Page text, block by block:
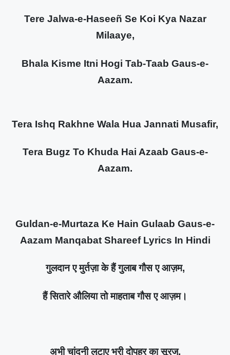
Tere Jalwa-e-Haseeñ Se Koi Kya Nazar
Milaaye,
Bhala Kisme Itni Hogi Tab-Taab Gaus-e-
Aazam.
Tera Ishq Rakhne Wala Hua Jannati Musafir,
Tera Bugz To Khuda Hai Azaab Gaus-e-
Aazam.
Guldan-e-Murtaza Ke Hain Gulaab Gaus-e-
Aazam Manqabat Shareef Lyrics In Hindi
गुलदान ए मुर्तज़ा के हैं गुलाब गौस ए आज़म,
हैं सितारे औलिया तो माहताब गौस ए आज़म।
अभी चांदनी लुटाए भरी दोपहर का सूरज,